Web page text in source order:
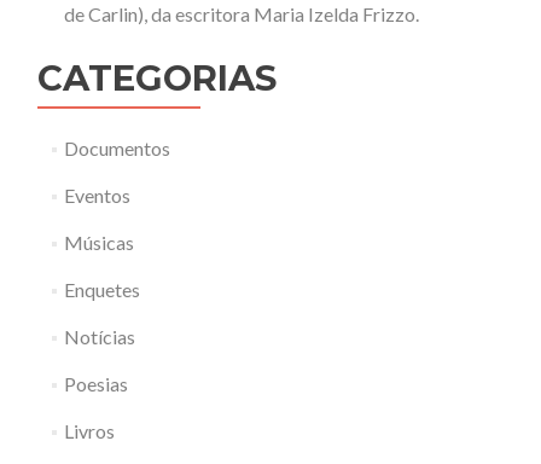
de Carlin), da escritora Maria Izelda Frizzo.
CATEGORIAS
Documentos
Eventos
Músicas
Enquetes
Notícias
Poesias
Livros